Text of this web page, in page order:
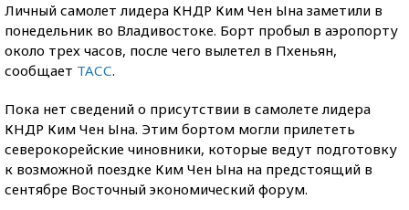
Личный самолет лидера КНДР Ким Чен Ына заметили в
понедельник во Владивостоке. Борт пробыл в аэропорту
около трех часов, после чего вылетел в Пхеньян,
сообщает ТАСС.
Пока нет сведений о присутствии в самолете лидера
КНДР Ким Чен Ына. Этим бортом могли прилететь
северокорейские чиновники, которые ведут подготовку
к возможной поездке Ким Чен Ына на предстоящий в
сентябре Восточный экономический форум.